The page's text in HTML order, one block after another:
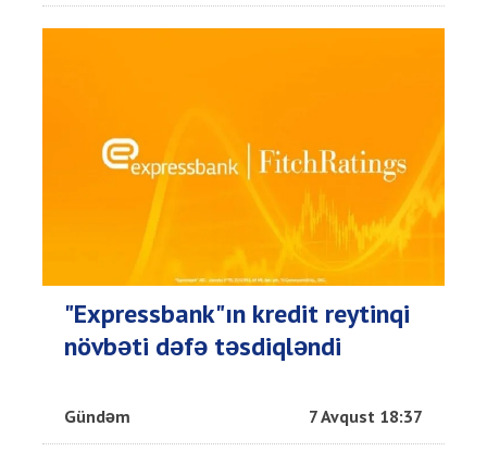
"Expressbank"ın kredit reytinqi
növbəti dəfə təsdiqləndi
Gündəm 7 Avqust 18:37